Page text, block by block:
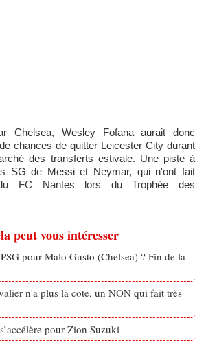
chances de quitter Leicester City durant
des transferts estivale. Une piste à
SG de Messi et Neymar, qui n'ont fait
FC Nantes lors du Trophée des
peut vous intéresser
pour Malo Gusto (Chelsea) ? Fin de la
n'a plus la cote, un NON qui fait très
pour Zion Suzuki